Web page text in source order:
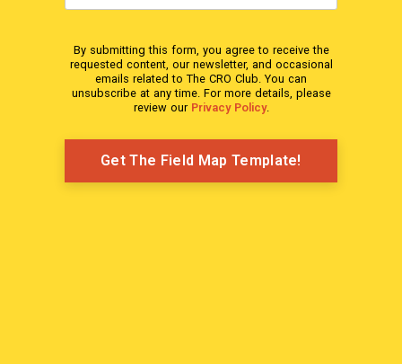
By submitting this form, you agree to receive the
requested content, our newsletter, and occasional
emails related to The CRO Club. You can
unsubscribe at any time. For more details, please
review our Privacy Policy.